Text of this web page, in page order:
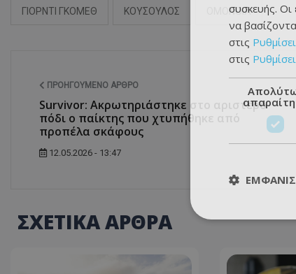
ΓΙΟΡΝΤΙ ΓΚΟΜΕΘ ΚΟΥΣΟΥΛΟΣ ΟΜΟΝΟΙΑ
ΠΡΟΗΓΟΎΜΕΝΟ ΆΡΘΡΟ
Survivor: Ακρωτηριάστηκε στο αριστερό
πόδι ο παίκτης που χτυπήθηκε από
προπέλα σκάφους
12.05.2026 - 13:47
ΣΧΕΤΙΚΑ ΑΡΘΡΑ
συσκευής. Οι
να
στις
στις